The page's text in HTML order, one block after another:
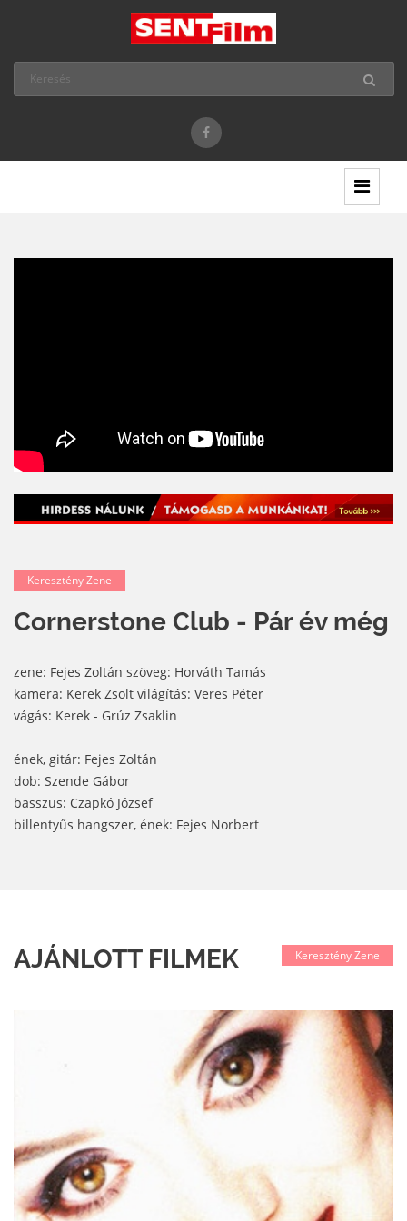
Keresztény Zene
Cornerstone Club - Pár év még
zene: Fejes Zoltán szöveg: Horváth Tamás
kamera: Kerek Zsolt világítás: Veres Péter
vágás: Kerek - Grúz Zsaklin
ének, gitár: Fejes Zoltán
dob: Szende Gábor
basszus: Czapkó József
billentyűs hangszer, ének: Fejes Norbert
AJÁNLOTT FILMEK Keresztény Zene